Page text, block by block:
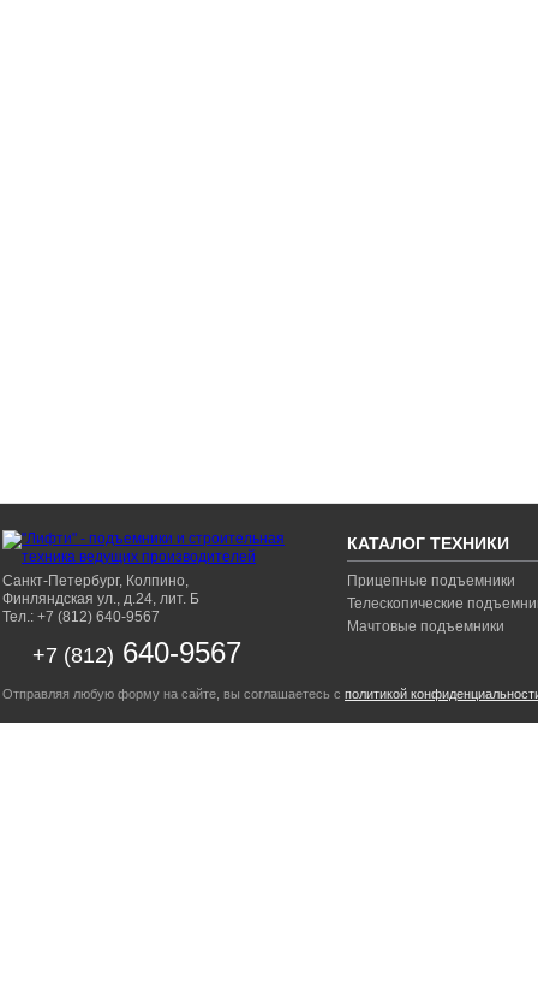
Санкт-Петербург, Колпино,
Финляндская ул., д.24, лит. Б
Тел.: +7 (812) 640-9567
+7 (812) 640-9567
КАТАЛОГ ТЕХНИКИ
Прицепные подъемники
Телескопические
Мачтовые подъемники
Отправляя любую форму на сайте, вы соглашаетесь с политикой